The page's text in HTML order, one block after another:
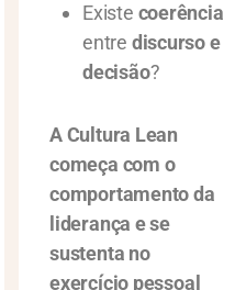
Existe coerência
entre discurso e
decisão?
A Cultura Lean
começa com o
comportamento da
liderança e se
sustenta no
exercício pessoal